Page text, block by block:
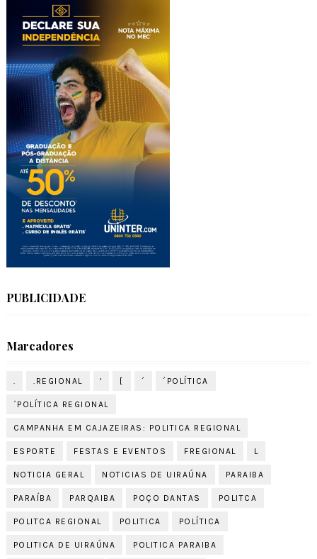
PUBLICIDADE
Marcadores
. .REGIONAL ' [ ´ ´POLÍTICA
´POLÍTICA REGIONAL
CAMPANHA EM CAJAZEIRAS: POLITICA REGIONAL
ESPORTE FESTAS E EVENTOS FREGIONAL L
NOTICIA GERAL NOTICIAS DE UIRAÚNA PARAIBA
PARAÍBA PARQAIBA POÇO DANTAS POLITCA
POLITCA REGIONAL POLITICA POLÍTICA
POLITICA DE UIRAÚNA POLITICA PARAIBA